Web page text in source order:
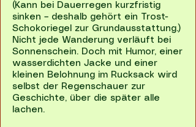
(Kann bei Dauerregen kurzfristig
sinken – deshalb gehört ein Trost-
Schokoriegel zur Grundausstattung.)
Nicht jede Wanderung verläuft bei
Sonnenschein. Doch mit Humor, einer
wasserdichten Jacke und einer
kleinen Belohnung im Rucksack wird
selbst der Regenschauer zur
Geschichte, über die später alle
lachen.